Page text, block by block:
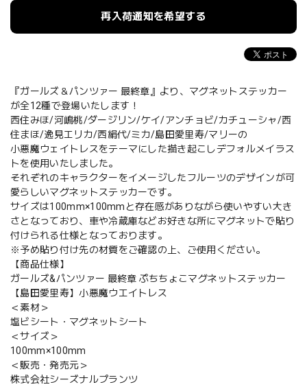
再入荷通知を希望する
『ガールズ＆パンツァー 最終章』より、マグネットステッカー
が全12種で登場いたします！
西住みほ/河嶋桃/ダージリン/ケイ/アンチョビ/カチューシャ/西
住まほ/逸見エリカ/西絹代/ミカ/島田愛里寿/マリーの
小悪魔ウェイトレスをテーマにした描き起こしデフォルメイラス
トを使用いたしました。
それぞれのキャラクターをイメージしたフルーツのデザインが可
愛らしいマグネットステッカーです。
サイズは100mm×100mmと存在感がありながら使いやすい大き
さとなっており、車や冷蔵庫などお好きな所にマグネットで貼り
付けられる仕様となっております。
※予め貼り付け先の材質をご確認の上、ご使用ください。
【商品仕様】
ガールズ&パンツァー 最終章 ぷちちょこマグネットステッカー
【島田愛里寿】小悪魔ウエイトレス
＜素材＞
塩ビシート・マグネットシート
＜サイズ＞
100mm×100mm
＜販売・発売元＞
株式会社シーズナルプランツ